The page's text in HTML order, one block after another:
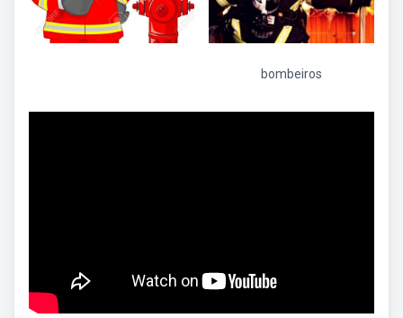
bombeiros